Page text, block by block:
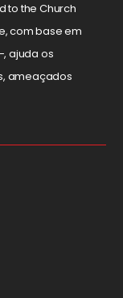
to the Church
com base em
ajuda os
ameaçados